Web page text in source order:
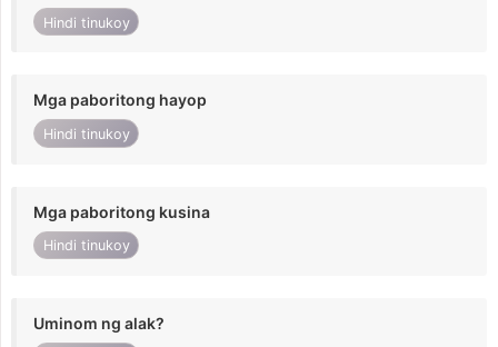
Hindi tinukoy
Mga paboritong hayop
Hindi tinukoy
Mga paboritong kusina
Hindi tinukoy
Uminom ng alak?